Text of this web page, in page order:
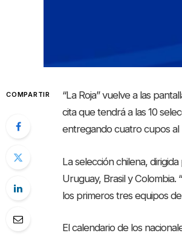
COMPARTIR
“La Roja” vuelve a las
cita que tendrá a las 10
entregando cuatro cupos al
La selección chilena,
Uruguay, Brasil y Colombia.
los primeros tres equipos
El calendario de los